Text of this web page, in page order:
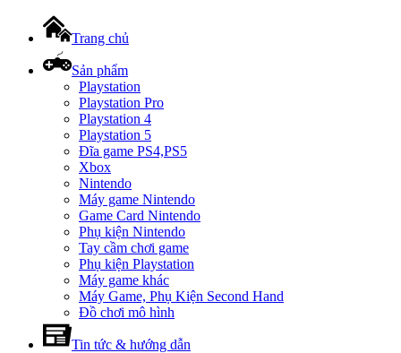
Trang chủ
Sản phẩm
Playstation
Playstation Pro
Playstation 4
Playstation 5
Đĩa game PS4,PS5
Xbox
Nintendo
Máy game Nintendo
Game Card Nintendo
Phụ kiện Nintendo
Tay cầm chơi game
Phụ kiện Playstation
Máy game khác
Máy Game, Phụ Kiện Second Hand
Đồ chơi mô hình
Tin tức & hướng dẫn